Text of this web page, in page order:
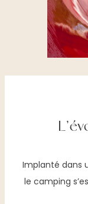
Implanté dans
le camping